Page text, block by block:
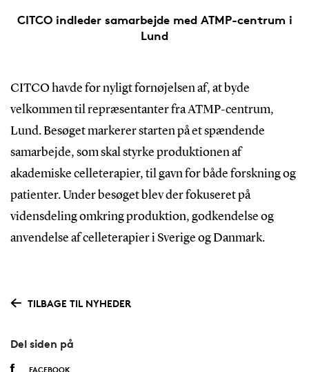
CITCO indleder samarbejde med ATMP-centrum i
Lund
CITCO havde for nyligt fornøjelsen af, at byde
velkommen til repræsentanter fra ATMP-centrum,
Lund. Besøget markerer starten på et spændende
samarbejde, som skal styrke produktionen af
akademiske celleterapier, til gavn for både forskning og
patienter. Under besøget blev der fokuseret på
vidensdeling omkring produktion, godkendelse og
anvendelse af celleterapier i Sverige og Danmark.
TILBAGE TIL NYHEDER
Del siden på
FACEBOOK